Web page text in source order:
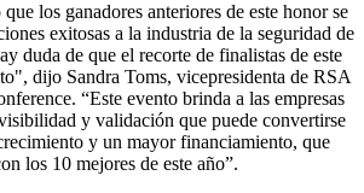
los ganadores anteriores de este honor se
exitosas a la industria de la seguridad de
duda de que el recorte de finalistas de este
dijo Sandra Toms, vicepresidenta de RSA
“Este evento brinda a las empresas
y validación que puede convertirse
y un mayor financiamiento, que
los 10 mejores de este año”.